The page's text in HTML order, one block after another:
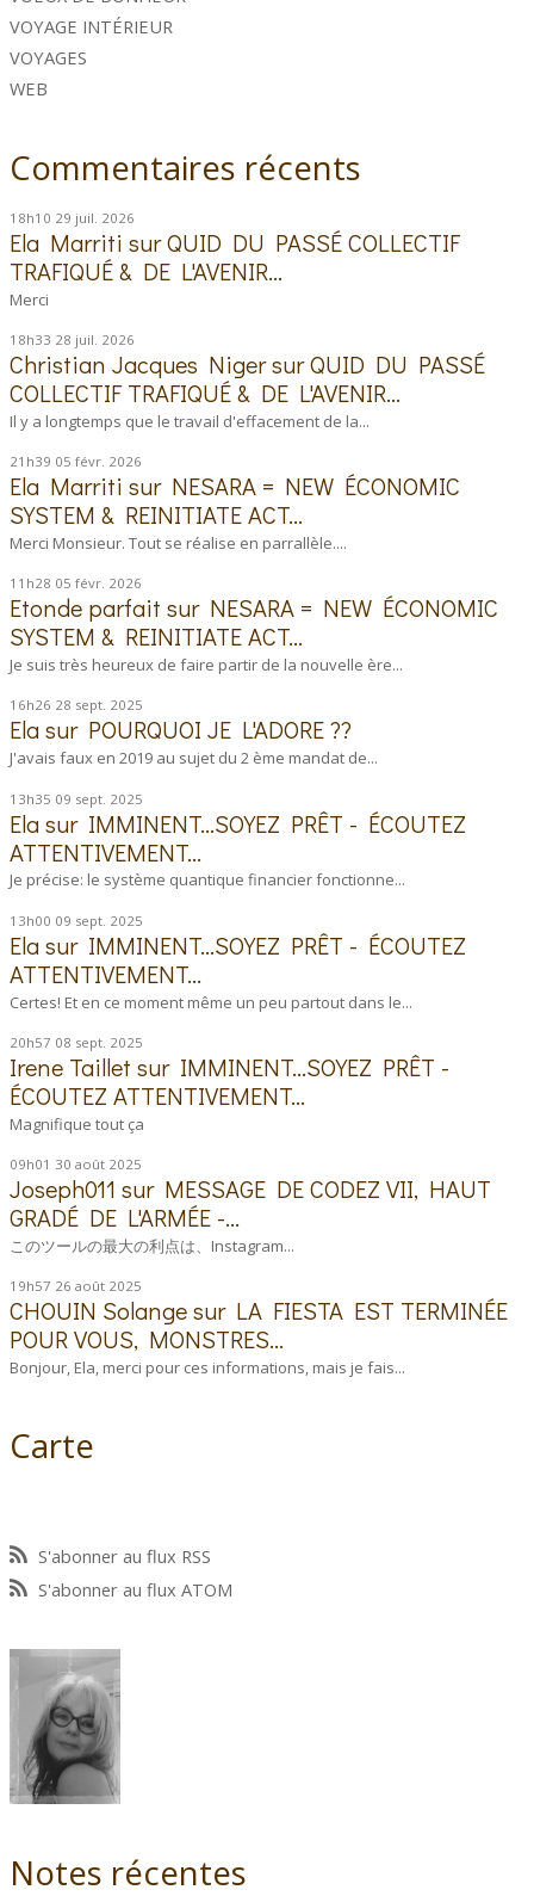
VOYAGE INTÉRIEUR
VOYAGES
WEB
Commentaires récents
18h10 29 juil. 2026
Ela Marriti surQUID DU PASSÉ COLLECTIF
TRAFIQUÉ & DE L'AVENIR...
Merci
18h33 28 juil. 2026
Christian Jacques NigersurQUID DU PASSÉ
COLLECTIF TRAFIQUÉ & DE L'AVENIR...
Il y a longtemps que le travail d'effacement de la...
21h39 05 févr. 2026
Ela Marriti sur NESARA = NEW ÉCONOMIC
SYSTEM & REINITIATE ACT...
Merci Monsieur. Tout se réalise en parrallèle....
11h28 05 févr. 2026
Etonde parfait sur NESARA = NEW ÉCONOMIC
SYSTEM & REINITIATE ACT...
Je suis très heureux de faire partir de la nouvelle ère...
16h26 28 sept. 2025
Elasur POURQUOI JE L'ADORE ??
J'avais faux en 2019 au sujet du 2 ème mandat de...
13h35 09 sept. 2025
Elasur IMMINENT...SOYEZ PRÊT - ÉCOUTEZ
ATTENTIVEMENT...
Je précise: le système quantique financier fonctionne...
13h00 09 sept. 2025
Elasur IMMINENT...SOYEZ PRÊT - ÉCOUTEZ
ATTENTIVEMENT...
Certes! Et en ce moment même un peu partout dans le...
20h57 08 sept. 2025
Irene Taillet sur IMMINENT...SOYEZ PRÊT -
ÉCOUTEZ ATTENTIVEMENT...
Magnifique tout ça
09h01 30 août 2025
Joseph011 sur MESSAGE DE CODEZ VII, HAUT
GRADÉ DE L'ARMÉE -...
このツールの最大の利点は、Instagram...
19h57 26 août 2025
CHOUIN Solangesur LA FIESTA EST TERMINÉE
POUR VOUS, MONSTRES...
Bonjour, Ela, merci pour ces informations, mais je fais...
Carte
S'abonner au flux RSS
S'abonner au flux ATOM
Notes récentes